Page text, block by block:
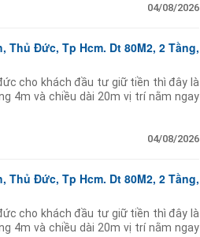
04/08/2026
Thủ Đức, Tp Hcm. Dt 80M2, 2 Tầng,
cho khách đầu tư giữ tiền thì đây là
4m và chiều dài 20m vị trí nằm ngay
04/08/2026
Thủ Đức, Tp Hcm. Dt 80M2, 2 Tầng,
cho khách đầu tư giữ tiền thì đây là
4m và chiều dài 20m vị trí nằm ngay